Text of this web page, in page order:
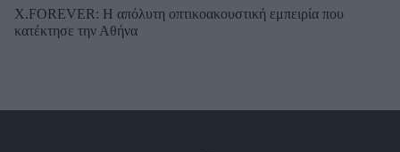
X.FOREVER: Η απόλυτη οπτικοακουστική εμπειρία που
κατέκτησε την Αθήνα